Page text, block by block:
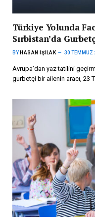
Türkiye Yolunda
Sırbistan’da
BY HASAN IŞILAK 30 TEMMUZ
Avrupa’dan yaz tatilini
gurbetçi bir ailenin aracı, 23